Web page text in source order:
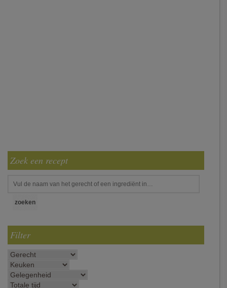
Zoek een recept
Filter